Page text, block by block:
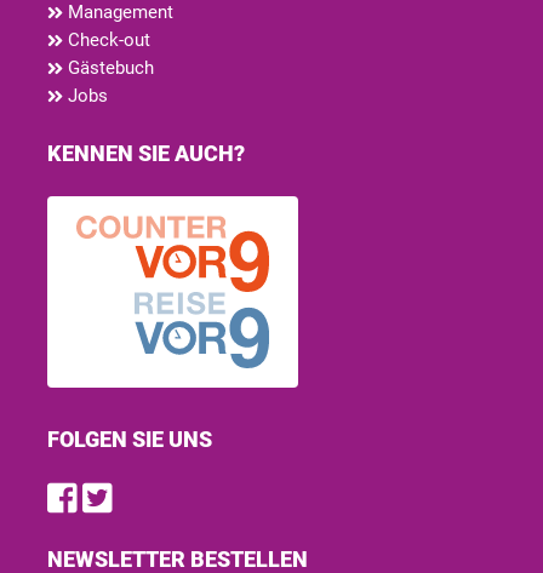
Management
Check-out
Gästebuch
Jobs
KENNEN SIE AUCH?
FOLGEN SIE UNS
Find us on Facebook
Follow us on Twitter
NEWSLETTER BESTELLEN